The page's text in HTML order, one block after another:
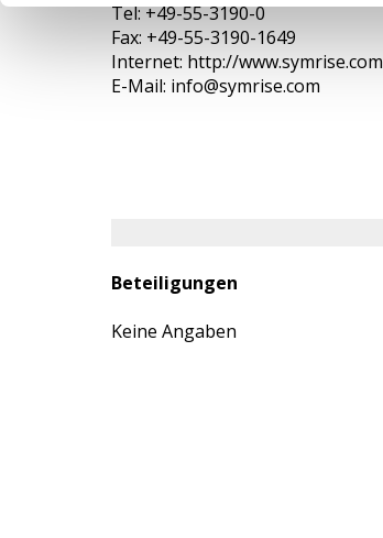
Tel: +49-55-3190-0
Fax: +49-55-3190-1649
Internet: http://www.symrise.com
E-Mail: info@symrise.com
Beteiligungen
Keine Angaben